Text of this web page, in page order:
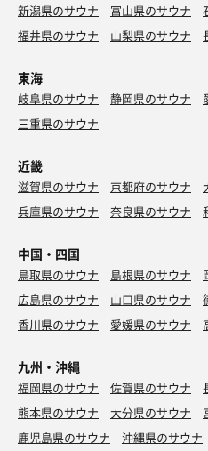
新潟県のサウナ 富山県のサウナ
福井県のサウナ
山梨県のサウナ
東海
岐阜県のサウナ 静岡県のサウナ
三重県のサウナ
近畿
滋賀県のサウナ 京都府のサウナ
兵庫県のサウナ
奈良県のサウナ
中国・四国
鳥取県のサウナ 島根県のサウナ
広島県のサウナ
山口県のサウナ
香川県のサウナ
愛媛県のサウナ
九州・沖縄
福岡県のサウナ 佐賀県のサウナ
熊本県のサウナ
大分県のサウナ
鹿児島県のサウナ
沖縄県のサウナ